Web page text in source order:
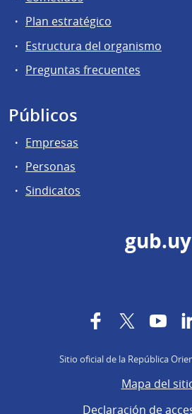
Plan estratégico
Estructura del organismo
Preguntas frecuentes
Públicos
Empresas
Personas
Sindicatos
gub.uy
FacebookTwitter
Sitio oficial de la República
Mapa del
Declaración de